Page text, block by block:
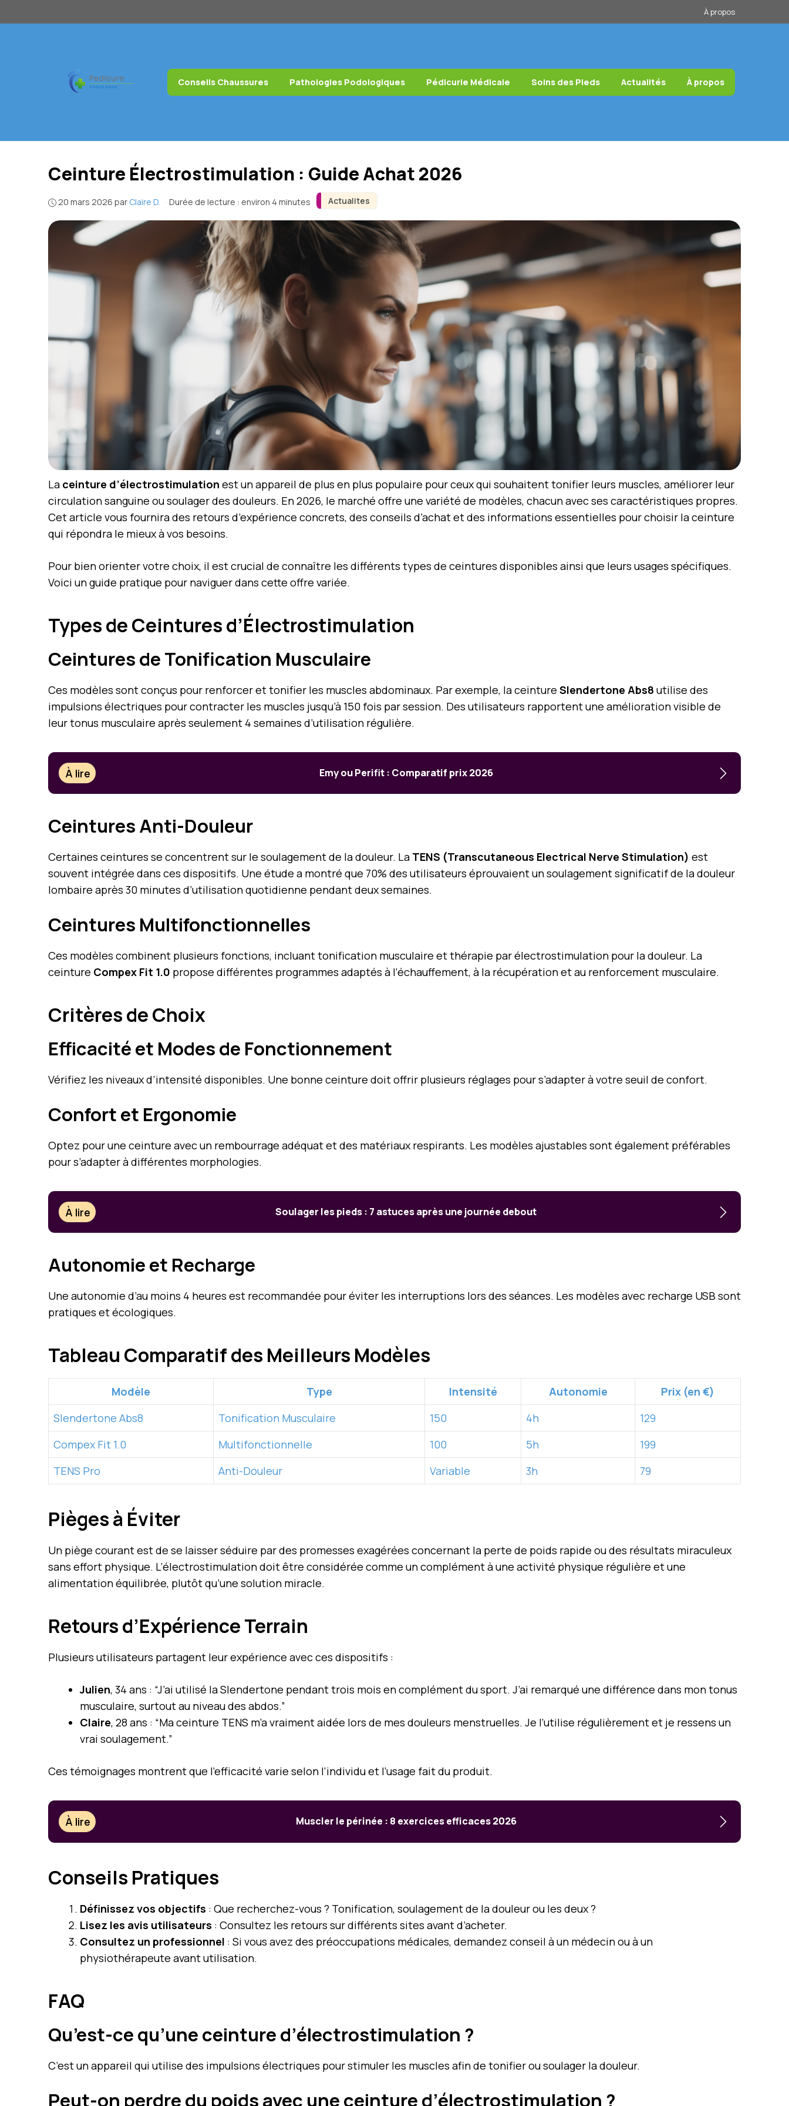
au
À propos
Conseils Chaussures Pathologies Podologiques Pédicurie Médicale Soins des Pieds Actualités À propos
Actualites
Ceinture Électrostimulation : Guide Achat 2026
20 mars 2026 par Claire D. · Durée de lecture : environ 4 minutes
La ceinture d’électrostimulation est un appareil de plus en plus populaire pour ceux qui souhaitent tonifier leurs muscles, améliorer leur
circulation sanguine ou soulager des douleurs. En 2026, le marché offre une variété de modèles, chacun avec ses caractéristiques propres.
Cet article vous fournira des retours d’expérience concrets, des conseils d’achat et des informations essentielles pour choisir la ceinture
qui répondra le mieux à vos besoins.
Pour bien orienter votre choix, il est crucial de connaître les différents types de ceintures disponibles ainsi que leurs usages spécifiques.
Voici un guide pratique pour naviguer dans cette offre variée.
Types de Ceintures d’Électrostimulation
Ceintures de Tonification Musculaire
Ces modèles sont conçus pour renforcer et tonifier les muscles abdominaux. Par exemple, la ceinture Slendertone Abs8 utilise des
impulsions électriques pour contracter les muscles jusqu’à 150 fois par session. Des utilisateurs rapportent une amélioration visible de
leur tonus musculaire après seulement 4 semaines d’utilisation régulière.
À lire Emy ou Perifit : Comparatif prix 2026
Ceintures Anti-Douleur
Certaines ceintures se concentrent sur le soulagement de la douleur. La TENS (Transcutaneous Electrical Nerve Stimulation) est
souvent intégrée dans ces dispositifs. Une étude a montré que 70% des utilisateurs éprouvaient un soulagement significatif de la douleur
lombaire après 30 minutes d’utilisation quotidienne pendant deux semaines.
Ceintures Multifonctionnelles
Ces modèles combinent plusieurs fonctions, incluant tonification musculaire et thérapie par électrostimulation pour la douleur. La
ceinture Compex Fit 1.0 propose différentes programmes adaptés à l’échauffement, à la récupération et au renforcement musculaire.
Critères de Choix
Efficacité et Modes de Fonctionnement
Vérifiez les niveaux d’intensité disponibles. Une bonne ceinture doit offrir plusieurs réglages pour s’adapter à votre seuil de confort.
Confort et Ergonomie
Optez pour une ceinture avec un rembourrage adéquat et des matériaux respirants. Les modèles ajustables sont également préférables
pour s’adapter à différentes morphologies.
À lire Soulager les pieds : 7 astuces après une journée debout
Autonomie et Recharge
Une autonomie d’au moins 4 heures est recommandée pour éviter les interruptions lors des séances. Les modèles avec recharge USB sont
pratiques et écologiques.
Tableau Comparatif des Meilleurs Modèles
Modèle Type Intensité Autonomie
Prix (en €)
Slendertone Abs8
Tonification Musculaire 150 4h
129
Compex Fit 1.0
Multifonctionnelle 100 5h
199
TENS Pro
Anti-Douleur Variable 3h 79
Pièges à Éviter
Un piège courant est de se laisser séduire par des promesses exagérées concernant la perte de poids rapide ou des résultats miraculeux
sans effort physique. L’électrostimulation doit être considérée comme un complément à une activité physique régulière et une
alimentation équilibrée, plutôt qu’une solution miracle.
Retours d’Expérience Terrain
Plusieurs utilisateurs partagent leur expérience avec ces dispositifs :
Julien, 34 ans : “J’ai utilisé la Slendertone pendant trois mois en complément du sport. J’ai remarqué une différence dans mon tonus
musculaire, surtout au niveau des abdos.”
Claire, 28 ans : “Ma ceinture TENS m’a vraiment aidée lors de mes douleurs menstruelles. Je l’utilise régulièrement et je ressens un
vrai soulagement.”
Ces témoignages montrent que l’efficacité varie selon l’individu et l’usage fait du produit.
À lire Muscler le périnée : 8 exercices efficaces 2026
Conseils Pratiques
Définissez vos objectifs : Que recherchez-vous ? Tonification, soulagement de la douleur ou les deux ?
Lisez les avis utilisateurs : Consultez les retours sur différents sites avant d’acheter.
Consultez un professionnel : Si vous avez des préoccupations médicales, demandez conseil à un médecin ou à un
physiothérapeute avant utilisation.
FAQ
Qu’est-ce qu’une ceinture d’électrostimulation ?
C’est un appareil qui utilise des impulsions électriques pour stimuler les muscles afin de tonifier ou soulager la douleur.
Peut-on perdre du poids avec une ceinture d’électrostimulation ?